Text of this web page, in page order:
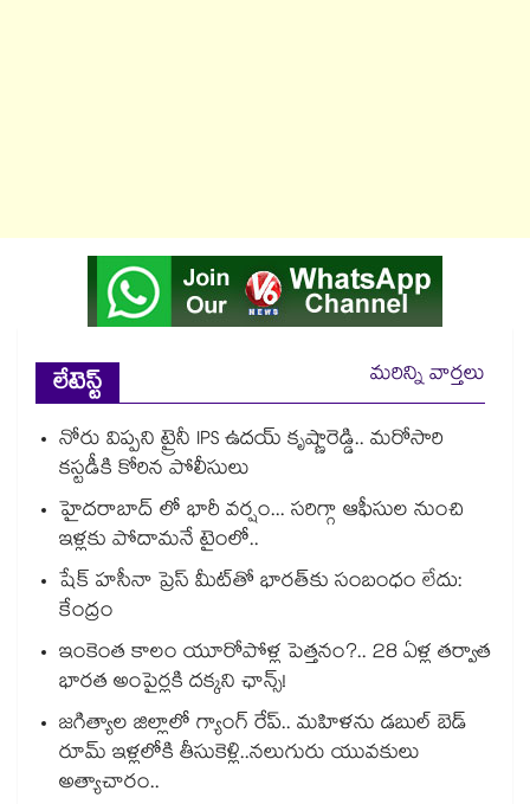
లేటెస్ట్
మరిన్ని వార్తలు
నోరు విప్పని ట్రైనీ IPS ఉదయ్ కృష్ణారెడ్డి.. మరోసారి
కస్టడీకి కోరిన పోలీసులు
హైదరాబాద్ లో భారీ వర్షం... సరిగ్గా ఆఫీసుల నుంచి
ఇళ్లకు పోదామనే టైంలో..
షేక్ హసీనా ప్రెస్ మీట్‎తో భారత్‎కు సంబంధం లేదు:
కేంద్రం
ఇంకెంత కాలం యూరోపోళ్ల పెత్తనం?.. 28 ఏళ్ల తర్వాత
భారత అంపైర్లకి దక్కని ఛాన్స్!
జగిత్యాల జిల్లాలో గ్యాంగ్ రేప్.. మహిళను డబుల్ బెడ్
రూమ్ ఇళ్లలోకి తీసుకెళ్లి..నలుగురు యువకులు
అత్యాచారం..